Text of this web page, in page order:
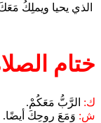
الذي يحيا ويملِكُ
ختام
ك: الرَّبُّ مَعَكُمْ.
ش: وَمَعَ روحِكَ أيضًا.